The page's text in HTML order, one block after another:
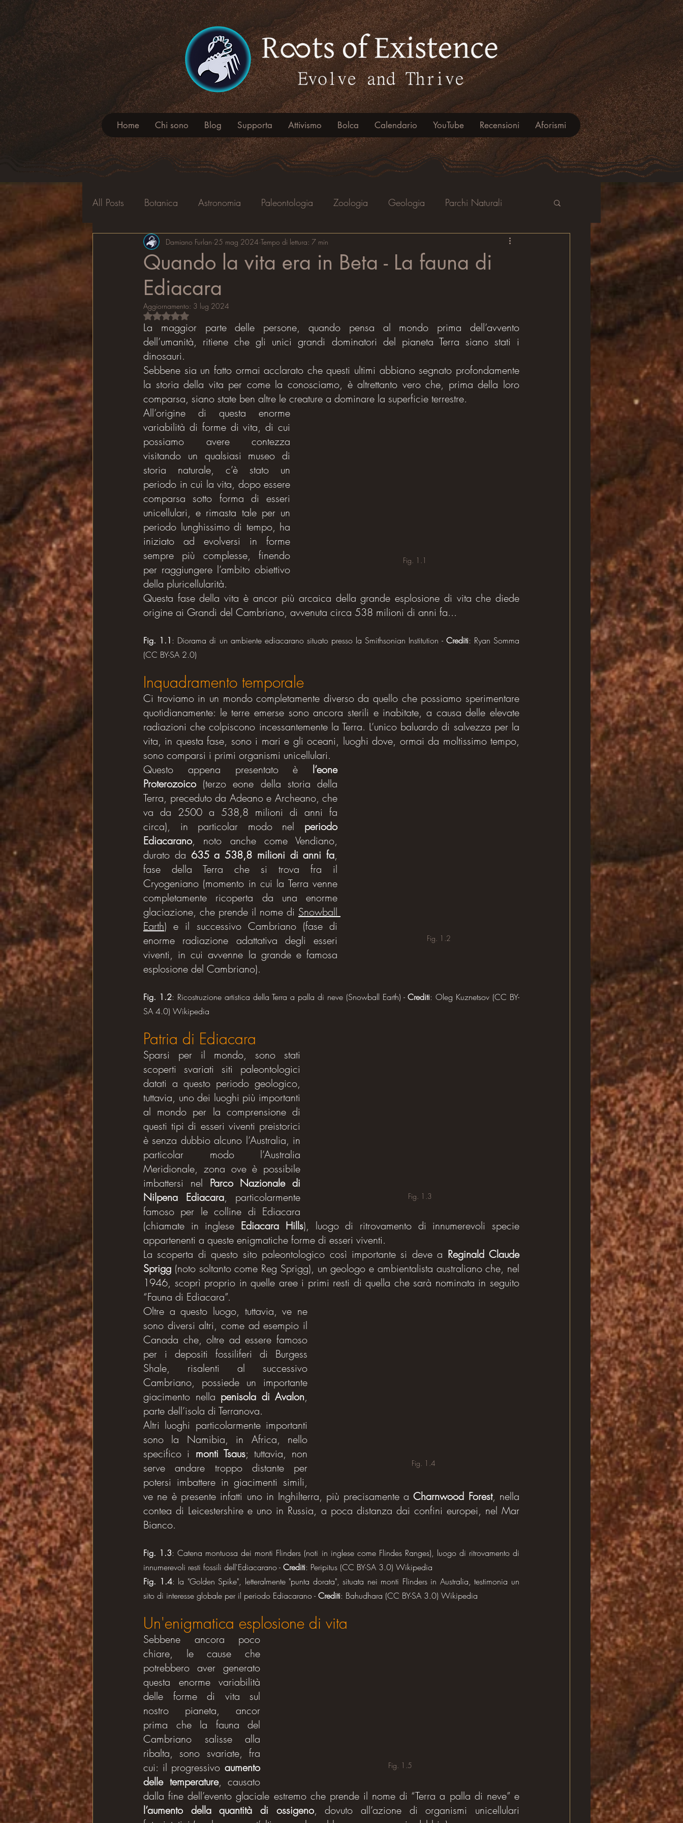
Home Chi sono Blog Supporta Attivismo Bolca Calendario YouTube Recensioni Aforismi
All Posts Botanica Astronomia Paleontologia Zoologia Geologia Parchi Naturali
Fenomeni naturali Ambiente Microbiologia
Quando la vita era in Beta - La fauna di
Ediacara
Damiano Furlan 25 mag 2024 Tempo di lettura: 7 min
Aggiornamento: 3 lug 2024
Valutazione NaN stelle su 5.
La maggior parte delle persone, quando pensa al mondo prima dell’avvento
dell’umanità, ritiene che gli unici grandi dominatori del pianeta Terra siano stati i
dinosauri.
Sebbene sia un fatto ormai acclarato che questi ultimi abbiano segnato profondamente
la storia della vita per come la conosciamo, è altrettanto vero che, prima della loro
comparsa, siano state ben altre le creature a dominare la superficie terrestre.
Fig. 1.1
All’origine di questa enorme
variabilità di forme di vita, di cui
possiamo avere contezza
visitando un qualsiasi museo di
storia naturale, c’è stato un
periodo in cui la vita, dopo essere
comparsa sotto forma di esseri
unicellulari, e rimasta tale per un
periodo lunghissimo di tempo, ha
iniziato ad evolversi in forme
sempre più complesse, finendo
per raggiungere l’ambito obiettivo
della pluricellularità.
Questa fase della vita è ancor più arcaica della grande esplosione di vita che diede
origine ai Grandi del Cambriano, avvenuta circa 538 milioni di anni fa...
Fig. 1.1 : Diorama di un ambiente ediacarano situato presso la Smithsonian Institution - Crediti: Ryan Somma
(CC BY-SA 2.0)
Inquadramento temporale
Ci troviamo in un mondo completamente diverso da quello che possiamo sperimentare
quotidianamente: le terre emerse sono ancora sterili e inabitate, a causa delle elevate
radiazioni che colpiscono incessantemente la Terra. L’unico baluardo di salvezza per la
vita, in questa fase, sono i mari e gli oceani, luoghi dove, ormai da moltissimo tempo,
sono comparsi i primi organismi unicellulari.
Fig. 1.2
Questo appena presentato è l’eone
Proterozoico (terzo eone della storia della
Terra, preceduto da Adeano e Archeano, che
va da 2500 a 538,8 milioni di anni fa
circa), in particolar modo nel periodo
Ediacarano, noto anche come Vendiano,
durato da 635 a 538,8 milioni di anni fa,
fase della Terra che si trova fra il
Cryogeniano (momento in cui la Terra venne
completamente ricoperta da una enorme
glaciazione, che prende il nome di Snowball
Earth) e il successivo Cambriano (fase di
enorme radiazione adattativa degli esseri
viventi, in cui avvenne la grande e famosa
esplosione del Cambriano).
Fig. 1.2: Ricostruzione artistica della Terra a palla di neve (Snowball Earth) - Crediti: Oleg Kuznetsov (CC BY-
SA 4.0) Wikipedia
Patria di Ediacara
Fig. 1.3
Sparsi per il mondo, sono stati
scoperti svariati siti paleontologici
datati a questo periodo geologico,
tuttavia, uno dei luoghi più importanti
al mondo per la comprensione di
questi tipi di esseri viventi preistorici
è senza dubbio alcuno l’Australia, in
particolar modo l’Australia
Meridionale, zona ove è possibile
imbattersi nel Parco Nazionale di
Nilpena Ediacara, particolarmente
famoso per le colline di Ediacara
(chiamate in inglese Ediacara Hills), luogo di ritrovamento di innumerevoli specie
appartenenti a queste enigmatiche forme di esseri viventi.
La scoperta di questo sito paleontologico così importante si deve a Reginald Claude
Sprigg (noto soltanto come Reg Sprigg), un geologo e ambientalista australiano che, nel
1946, scoprì proprio in quelle aree i primi resti di quella che sarà nominata in seguito
“Fauna di Ediacara”.
Fig. 1.4
Oltre a questo luogo, tuttavia, ve ne
sono diversi altri, come ad esempio il
Canada che, oltre ad essere famoso
per i depositi fossiliferi di Burgess
Shale, risalenti al successivo
Cambriano, possiede un importante
giacimento nella penisola di Avalon,
parte dell’isola di Terranova.
Altri luoghi particolarmente importanti
sono la Namibia, in Africa, nello
specifico i monti Tsaus; tuttavia, non
serve andare troppo distante per
potersi imbattere in giacimenti simili,
ve ne è presente infatti uno in Inghilterra, più precisamente a Charnwood Forest, nella
contea di Leicestershire e uno in Russia, a poca distanza dai confini europei, nel Mar
Bianco.
Fig. 1.3: Catena montuosa dei monti Flinders (noti in inglese come Flindes Ranges), luogo di ritrovamento di
innumerevoli resti fossili dell'Ediacarano - Crediti: Peripitus (CC BY-SA 3.0) Wikipedia
Fig. 1.4: la "Golden Spike", letteralmente "punta dorata", situata nei monti Flinders in Australia, testimonia un
sito di interesse globale per il periodo Ediacarano - Crediti: Bahudhara (CC BY-SA 3.0) Wikipedia
Un'enigmatica esplosione di vita
Fig. 1.5
Sebbene ancora poco
chiare, le cause che
potrebbero aver generato
questa enorme variabilità
delle forme di vita sul
nostro pianeta, ancor
prima che la fauna del
Cambriano salisse alla
ribalta, sono svariate, fra
cui: il progressivo aumento
delle temperature, causato
l’aumento della quantità di ossigeno, dovuto all’azione di organismi unicellulari